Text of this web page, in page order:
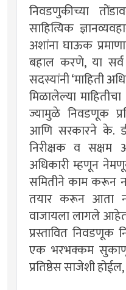
निवडणुकीच्या
साहित्यिक
अशांना घाऊक
बहाल करणे, या सर्व
सदस्यांनी ‘माहिती
मिळालेल्या
ज्यामुळे निवडणूक
आणि सरकारने के.
निरीक्षक व सक्षम
अधिकारी म्हणून
समितीने काम करून
तयार करून आता
वाजायला लागले
प्रस्तावित निवडणूक
एक भरभक्कम सुकाणू
प्रतिष्ठेस साजेशी